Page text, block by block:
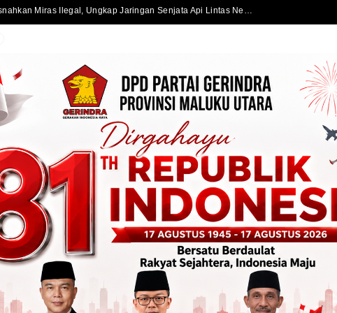
Satlantas Polres Halmahera Selatan Atur Lalu Lintas di SPBU Bacan, Arus Kendaraan Tetap Lancar